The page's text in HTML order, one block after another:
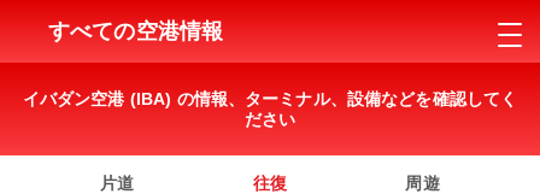
すべての空港情報
イバダン空港 (IBA) の情報、ターミナル、設備などを確認してく
ださい
片道 往復 周遊